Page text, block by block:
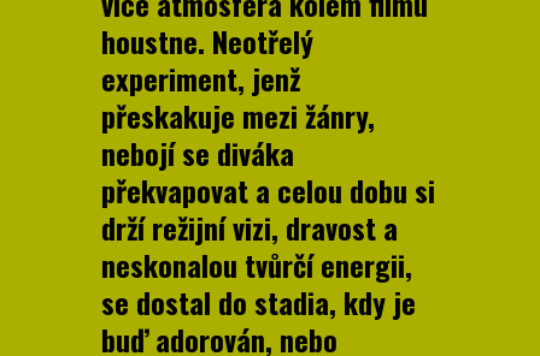
houstne. Neotřelý
experiment, jenž
přeskakuje mezi žánry,
nebojí se diváka
překvapovat a celou dobu si
drží režijní vizi, dravost a
neskonalou tvůrčí energii,
se dostal do stadia, kdy je
buď adorován, nebo